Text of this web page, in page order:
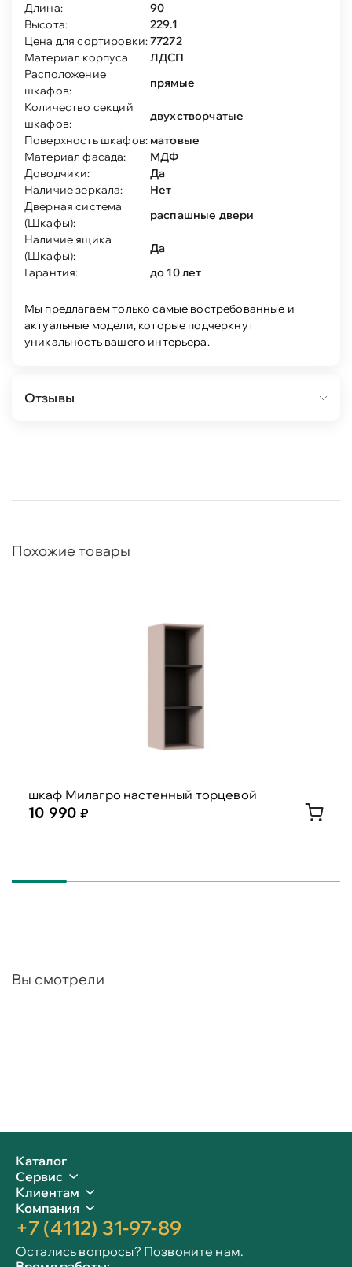
Длина:
90
Высота:
229.1
Цена для сортировки:77272
Материал корпуса:
ЛДСП
Расположение
шкафов:
прямые
Количество секций
шкафов:
двухстворчатые
Поверхность шкафов: матовые
Материал фасада:
МДФ
Доводчики:
Да
Наличие зеркала:
Нет
Дверная система
(Шкафы):
распашные двери
Наличие ящика
(Шкафы):
Да
Гарантия:
до 10 лет
Мы предлагаем только самые востребованные и
актуальные модели, которые подчеркнут
уникальность вашего интерьера.
Отзывы
Похожие товары
шкаф Милагро настенный торцевой
10 990
Вы смотрели
Каталог
Сервис
Клиентам
Компания
+7 (4112) 31-97-89
Остались вопросы? Позвоните нам.